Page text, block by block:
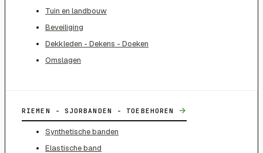
Tuin en landbouw
Beveiliging
Dekkleden - Dekens - Doeken
Omslagen
RIEMEN - SJORBANDEN - TOEBEHOREN →
Synthetische banden
Elastische band